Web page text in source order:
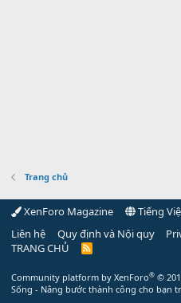
Trang chủ
XenForo Magazine
Tiếng
Liên hệ
Quy định và Nội quy
TRANG CHỦ
R
Community platform by XenForo® ©
Sống - Nâng bước thành công cho bạn